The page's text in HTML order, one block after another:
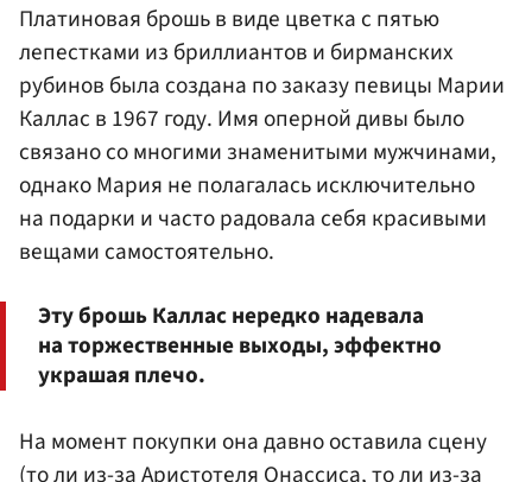
Платиновая брошь в виде цветка с пятью
лепестками из бриллиантов и бирманских
рубинов была создана по заказу певицы Марии
Каллас в 1967 году. Имя оперной дивы было
связано со многими знаменитыми мужчинами,
однако Мария не полагалась исключительно
на подарки и часто радовала себя красивыми
вещами самостоятельно.
Эту брошь Каллас нередко надевала
на торжественные выходы, эффектно
украшая плечо.
На момент покупки она давно оставила сцену
(то ли из-заАристотеля Онассиса, то ли из-за